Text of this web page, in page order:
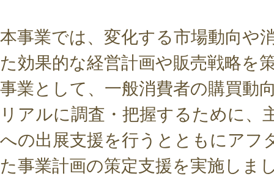
本事業では、変化する市場動向や
た効果的な経営計画や販売戦略を
事業として、一般消費者の購買動
リアルに調査・把握するために、
への出展支援を行うとともにアフ
た事業計画の策定支援を実施しま